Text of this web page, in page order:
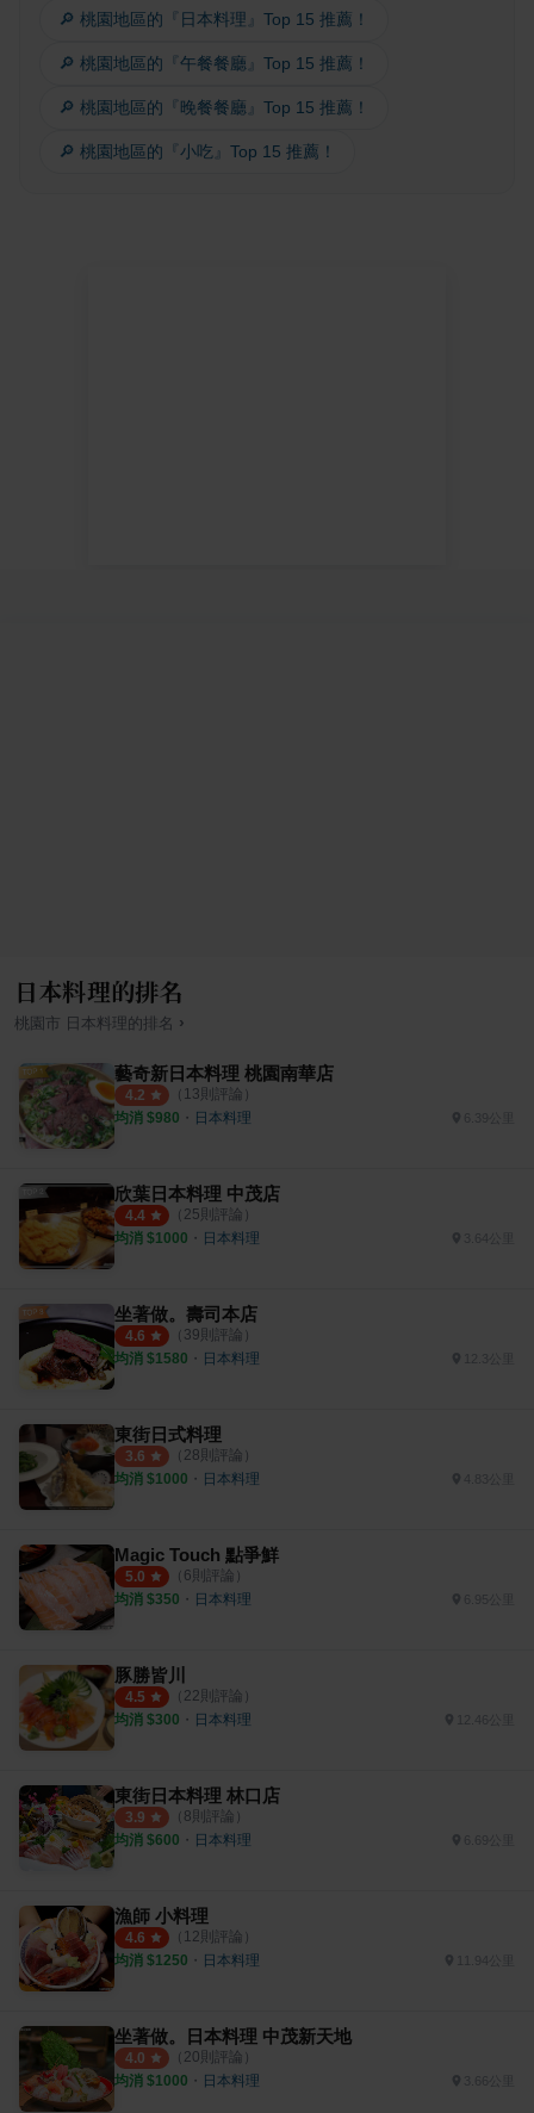
🔎 桃園地區的『日本料理』Top 15 推薦！
🔎 桃園地區的『午餐餐廳』Top 15 推薦！
🔎 桃園地區的『晚餐餐廳』Top 15 推薦！
🔎 桃園地區的『小吃』Top 15 推薦！
日本料理的排名
桃園市 日本料理 的排名 ›
藝奇新日本料理 桃園南華店
4.2 （ 13則評論）
均消 $980 ・ 日本料理 6.39公里
欣葉日本料理 中茂店
4.4 （ 25則評論）
均消 $1000 ・ 日本料理 3.64公里
坐著做。壽司本店
4.6 （ 39則評論）
均消 $1580 ・ 日本料理 12.3公里
東街日式料理
3.6 （ 28則評論）
均消 $1000 ・ 日本料理 4.83公里
Magic Touch 點爭鮮
5.0 （ 6則評論）
均消 $350 ・ 日本料理 6.95公里
豚勝皆川
4.5 （ 22則評論）
均消 $300 ・ 日本料理 12.46公里
東街日本料理 林口店
3.9 （ 8則評論）
均消 $600 ・ 日本料理 6.69公里
漁師 小料理
4.6 （ 12則評論）
均消 $1250 ・ 日本料理 11.94公里
坐著做。日本料理 中茂新天地
4.0 （ 20則評論）
均消 $1000 ・ 日本料理 3.66公里